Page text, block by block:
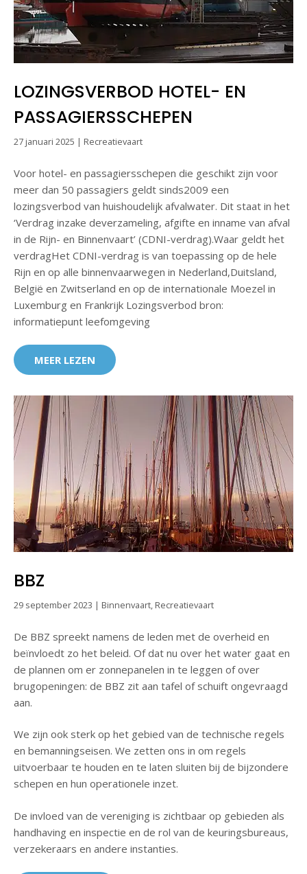
LOZINGSVERBOD HOTEL- EN
PASSAGIERSSCHEPEN
27 januari 2025 | Recreatievaart
Voor hotel- en passagiersschepen die geschikt zijn voor
meer dan 50 passagiers geldt sinds2009 een
lozingsverbod van huishoudelijk afvalwater. Dit staat in het
‘Verdrag inzake deverzameling, afgifte en inname van afval
in de Rijn- en Binnenvaart’ (CDNI-verdrag).Waar geldt het
verdragHet CDNI-verdrag is van toepassing op de hele
Rijn en op alle binnenvaarwegen in Nederland,Duitsland,
België en Zwitserland en op de internationale Moezel in
Luxemburg en Frankrijk Lozingsverbod bron:
informatiepunt leefomgeving
MEER LEZEN
BBZ
29 september 2023 | Binnenvaart, Recreatievaart
De BBZ spreekt namens de leden met de overheid en
beïnvloedt zo het beleid. Of dat nu over het water gaat en
de plannen om er zonnepanelen in te leggen of over
brugopeningen: de BBZ zit aan tafel of schuift ongevraagd
aan.
We zijn ook sterk op het gebied van de technische regels
en bemanningseisen. We zetten ons in om regels
uitvoerbaar te houden en te laten sluiten bij de bijzondere
schepen en hun operationele inzet.
De invloed van de vereniging is zichtbaar op gebieden als
handhaving en inspectie en de rol van de keuringsbureaus,
verzekeraars en andere instanties.